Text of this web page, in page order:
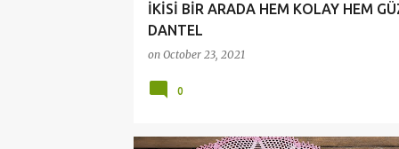
İKİSİ BİR ARADA HEM KOLAY HEM
DANTEL
on October 23, 2021
0